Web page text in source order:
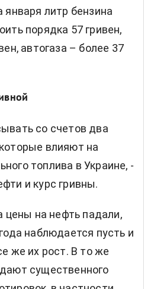
января литр бензина
порядка 57 гривен,
автогаза – более 37
со счетов два
влияют на
топлива в Украине, -
и курс гривны.
цены на нефть падали,
наблюдается пусть и
же их рост. В то же
существенного